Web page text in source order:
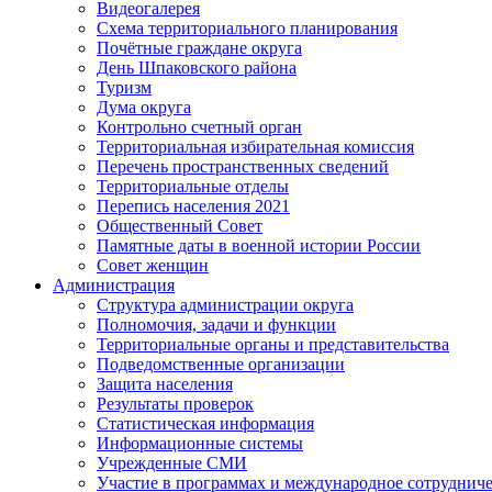
Видеогалерея
Схема территориального планирования
Почётные граждане округа
День Шпаковского района
Туризм
Дума округа
Контрольно счетный орган
Территориальная избирательная комиссия
Перечень пространственных сведений
Территориальные отделы
Перепись населения 2021
Общественный Совет
Памятные даты в военной истории России
Совет женщин
Администрация
Структура администрации округа
Полномочия, задачи и функции
Территориальные органы и представительства
Подведомственные организации
Защита населения
Результаты проверок
Статистическая информация
Информационные системы
Учрежденные СМИ
Участие в программах и международное